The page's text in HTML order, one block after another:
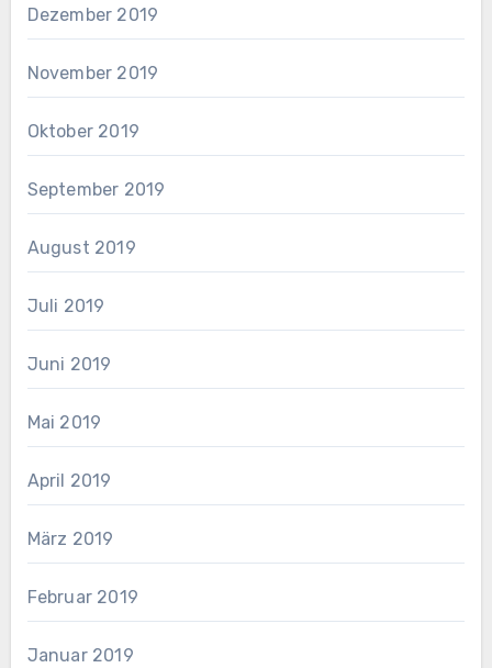
Dezember 2019
November 2019
Oktober 2019
September 2019
August 2019
Juli 2019
Juni 2019
Mai 2019
April 2019
März 2019
Februar 2019
Januar 2019